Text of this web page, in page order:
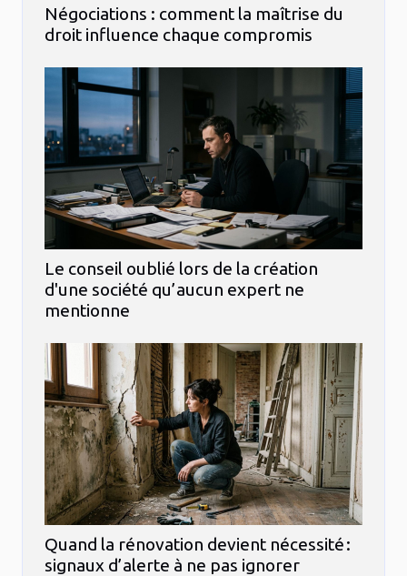
Négociations : comment la maîtrise du
droit influence chaque compromis
Le conseil oublié lors de la création
d'une société qu’aucun expert ne
mentionne
Quand la rénovation devient nécessité :
signaux d’alerte à ne pas ignorer